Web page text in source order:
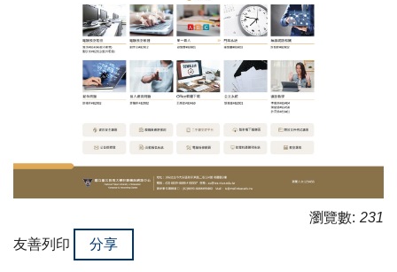
瀏覽數: 231
友善列印
分享